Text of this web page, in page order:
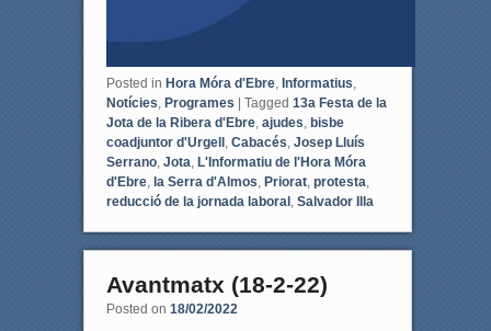
Posted in Hora Móra d'Ebre, Informatius
Notícies Programes | Tagged 13a Festa de la
Jota de la Ribera d'Ebre, ajudes bisbe
coadjuntor d'Urgell, Cabacés Josep Lluís
Serrano, Jota L'Informatiu de l'Hora Móra
d'Ebre, la Serra d'Almos Priorat, protesta
reducció de la jornada laboral, Salvador Illa
Avantmatx (18-2-22)
Posted on 18/02/2022